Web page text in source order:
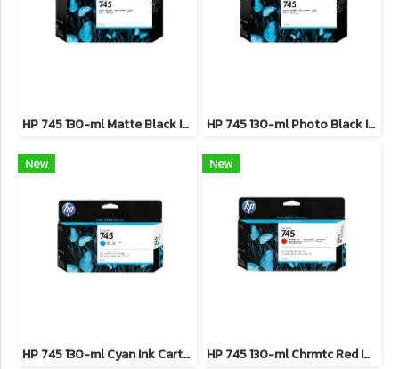
HP 745 130-ml Matte Black Ink Cartridge**สินค้าเลิกผลิต EOL รุ่นทดแทนใช้ F9K05A** HP 745 130-ml Photo Black Ink Cartridge **สินค้าเลิกผลิต EOL รุ่นทดแทนใช้ F9K04A**
New
HP 745 130-ml Cyan Ink Cartridge **สินค้าเลิกผลิต EOL รุ่นทดแทนใช้ F9K03A**
New
HP 745 130-ml Chrmtc Red Ink Cartridge **สินค้าเลิกผลิต EOL รุ่นทดแทนใช้ F9K06A **